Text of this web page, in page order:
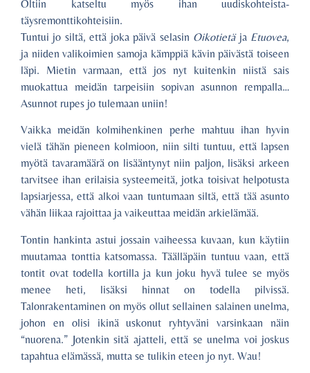
Oltiin katseltu myös ihan uudiskohteista-
täysremonttikohteisiin.
Tuntui jo siltä, että joka päivä selasin Oikotietä ja Etuovea,
ja niiden valikoimien samoja kämppiä kävin päivästä toiseen
läpi. Mietin varmaan, että jos nyt kuitenkin niistä sais
muokattua meidän tarpeisiin sopivan asunnon rempalla…
Asunnot rupes jo tulemaan uniin!
Vaikka meidän kolmihenkinen perhe mahtuu ihan hyvin
vielä tähän pieneen kolmioon, niin silti tuntuu, että lapsen
myötä tavaramäärä on lisääntynyt niin paljon, lisäksi arkeen
tarvitsee ihan erilaisia systeemeitä, jotka toisivat helpotusta
lapsiarjessa, että alkoi vaan tuntumaan siltä, että tää asunto
vähän liikaa rajoittaa ja vaikeuttaa meidän arkielämää.
Tontin hankinta astui jossain vaiheessa kuvaan, kun käytiin
muutamaa tonttia katsomassa. Täälläpäin tuntuu vaan, että
tontit ovat todella kortilla ja kun joku hyvä tulee se myös
menee heti, lisäksi hinnat on todella pilvissä.
Talonrakentaminen on myös ollut sellainen salainen unelma,
johon en olisi ikinä uskonut ryhtyväni varsinkaan näin
“nuorena.” Jotenkin sitä ajatteli, että se unelma voi joskus
tapahtua elämässä, mutta se tulikin eteen jo nyt. Wau!